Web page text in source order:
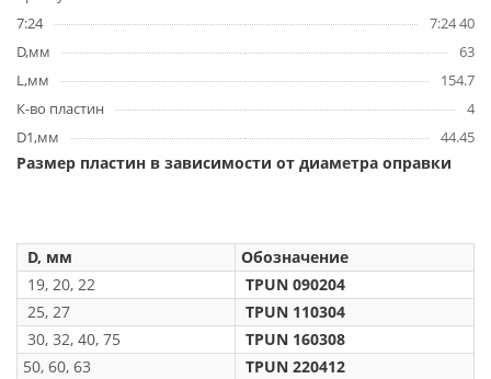
7:24
7:24 40
D,мм
63
L,мм
154.7
К-во пластин
4
D1,мм
44.45
Размер пластин в зависимости от диаметра оправки
D, мм
Обозначение
19, 20, 22
TPUN 090204
25, 27
TPUN 110304
30, 32, 40, 75
TPUN 160308
50, 60, 63
TPUN 220412